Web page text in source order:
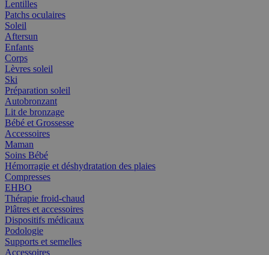
Lentilles
Patchs oculaires
Soleil
Aftersun
Enfants
Corps
Lèvres soleil
Ski
Préparation soleil
Autobronzant
Lit de bronzage
Bébé et Grossesse
Accessoires
Maman
Soins Bébé
Hémorragie et déshydratation des plaies
Compresses
EHBO
Thérapie froid-chaud
Plâtres et accessoires
Dispositifs médicaux
Podologie
Supports et semelles
Accessoires